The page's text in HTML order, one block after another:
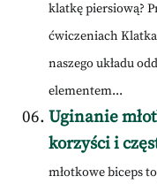
klatkę piersiową?
ćwiczeniach
naszego układu
elementem...
Uginanie
korzyści i
młotkowe biceps